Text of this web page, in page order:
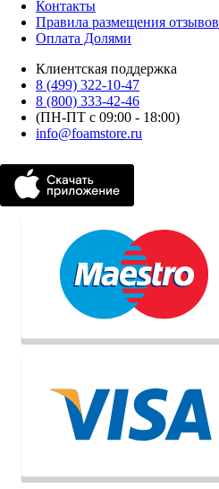
Контакты
Правила размещения отзывов
Оплата Долями
Клиентская поддержка
8 (499) 322-10-47
8 (800) 333-42-46
(ПН-ПТ с 09:00 - 18:00)
info@foamstore.ru